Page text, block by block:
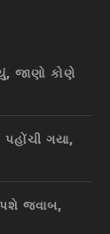
જાણો કોણે
ગયા,
જવાબ,